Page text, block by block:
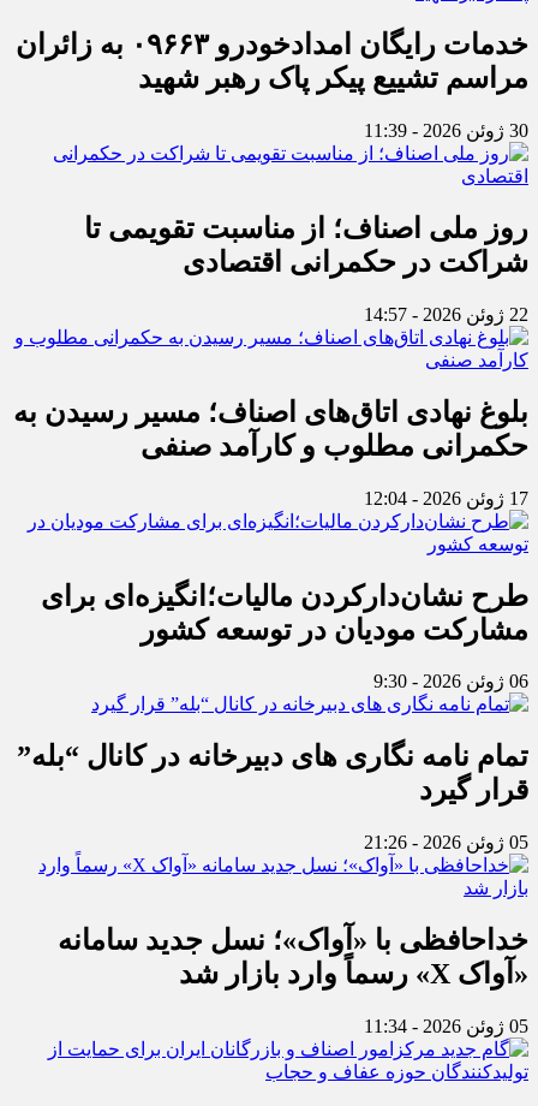
خدمات رایگان امدادخودرو ۰۹۶۶۳ به زائران
مراسم تشییع پیکر پاک رهبر شهید
30 ژوئن 2026 - 11:39
روز ملی اصناف؛ از مناسبت تقویمی تا
شراکت در حکمرانی اقتصادی
22 ژوئن 2026 - 14:57
بلوغ نهادی اتاق‌های اصناف؛ مسیر رسیدن به
حکمرانی مطلوب و کارآمد صنفی
17 ژوئن 2026 - 12:04
طرح نشان‌دارکردن مالیات؛انگیزه‌ای برای
مشارکت مودیان در توسعه کشور
06 ژوئن 2026 - 9:30
تمام نامه نگاری های دبیرخانه در کانال “بله”
قرار گیرد
05 ژوئن 2026 - 21:26
خداحافظی با «آواک»؛ نسل جدید سامانه
«آواک X» رسماً وارد بازار شد
05 ژوئن 2026 - 11:34